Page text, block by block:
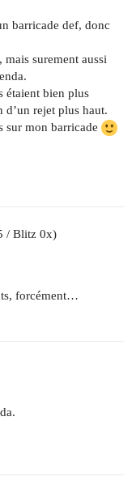
barricade def, donc
mais surement aussi
étaient bien plus
d’un rejet plus haut.
sur mon barricade
/ Blitz 0x)
forcément…